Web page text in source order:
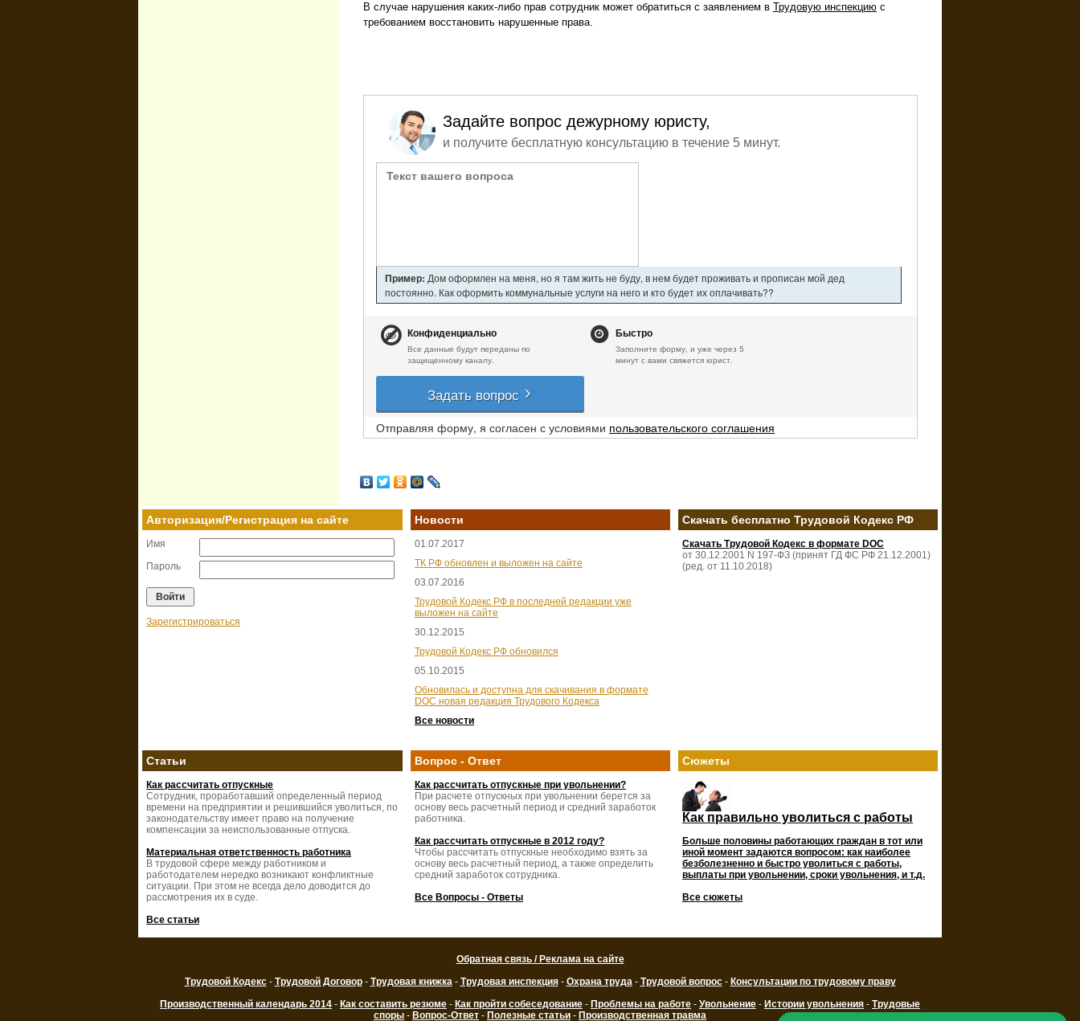
В случае нарушения каких-либо прав сотрудник может обратиться с заявлением в Трудовую инспекцию с
требованием восстановить нарушенные права.
Задайте вопрос дежурному юристу,
и получите бесплатную консультацию в течение 5 минут.
Пример: Дом оформлен на меня, но я там жить не буду, в нем будет проживать и прописан мой дед
постоянно. Как оформить коммунальные услуги на него и кто будет их оплачивать??
Конфиденциально
Все данные будут переданы по
защищенному каналу.
Быстро
Заполните форму, и уже через 5
минут с вами свяжется юрист.
Задать вопрос
Отправляя форму, я согласен с условиями пользовательского соглашения
Авторизация/Регистрация на сайте
Имя
Пароль
Зарегистрироваться
Новости
01.07.2017
ТК РФ обновлен и выложен на сайте
03.07.2016
Трудовой Кодекс РФ в последней редакции уже
выложен на сайте
30.12.2015
Трудовой Кодекс РФ обновился
05.10.2015
Обновилась и доступна для скачивания в формате
DOC новая редакция Трудового Кодекса
Все новости
Скачать бесплатно Трудовой Кодекс РФ
Скачать Трудовой Кодекс в формате DOC
от 30.12.2001 N 197-ФЗ (принят ГД ФС РФ 21.12.2001)
(ред. от 11.10.2018)
Статьи
Как рассчитать отпускные
Сотрудник, проработавший определенный период
времени на предприятии и решившийся уволиться, по
законодательству имеет право на получение
компенсации за неиспользованные отпуска.
Материальная ответственность работника
В трудовой сфере между работником и
работодателем нередко возникают конфликтные
ситуации. При этом не всегда дело доводится до
рассмотрения их в суде.
Все статьи
Вопрос - Ответ
Как рассчитать отпускные при увольнении?
При расчете отпускных при увольнении берется за
основу весь расчетный период и средний заработок
работника.
Как рассчитать отпускные в 2012 году?
Чтобы рассчитать отпускные необходимо взять за
основу весь расчетный период, а также определить
средний заработок сотрудника.
Все Вопросы - Ответы
Сюжеты
Как правильно уволиться с работы
Больше половины работающих граждан в тот или
иной момент задаются вопросом: как наиболее
безболезненно и быстро уволиться с работы,
выплаты при увольнении, сроки увольнения, и т.д.
Все сюжеты
Обратная связь / Реклама на сайте
Трудовой Кодекс- Трудовой Договор- Трудовая книжка- Трудовая инспекция- Охрана труда- Трудовой вопрос- Консультации по трудовому праву
Производственный календарь 2014 - Как составить резюме - Как пройти собеседование - Проблемы на работе - Увольнение - Истории увольнения - Трудовые
споры - Вопрос-Ответ - Полезные статьи - Производственная травма